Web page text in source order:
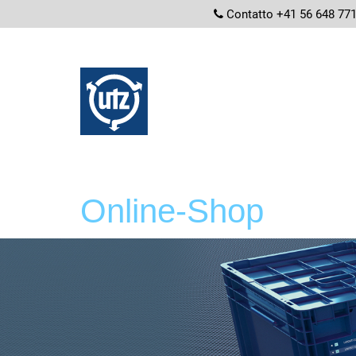
Contatto +41 56 648
Online-Shop